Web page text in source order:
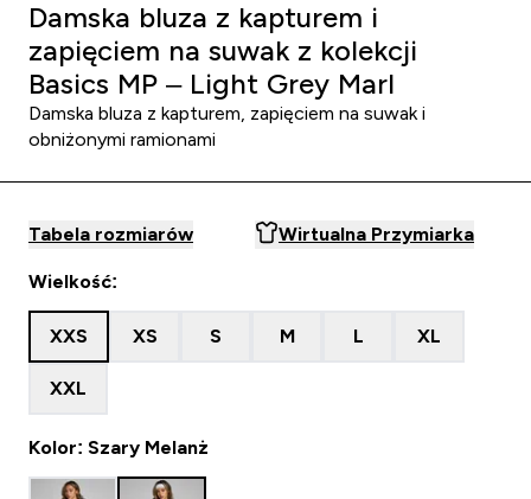
Damska bluza z kapturem i
zapięciem na suwak z kolekcji
Basics MP – Light Grey Marl
Damska bluza z kapturem, zapięciem na suwak i
obniżonymi ramionami
Tabela rozmiarów Wirtualna Przymiarka
Wielkość:
XXS XS S M L XL
XXL
Kolor: Szary Melanż